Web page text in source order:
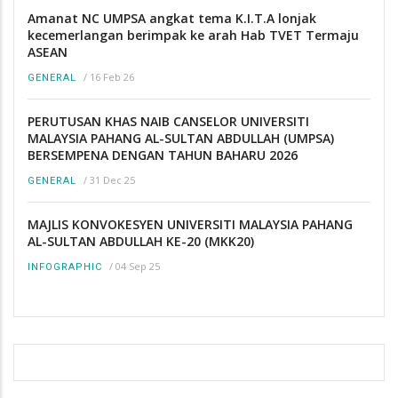
Amanat NC UMPSA angkat tema K.I.T.A lonjak
kecemerlangan berimpak ke arah Hab TVET Termaju
ASEAN
GENERAL / 16 Feb 26
PERUTUSAN KHAS NAIB CANSELOR UNIVERSITI
MALAYSIA PAHANG AL-SULTAN ABDULLAH (UMPSA)
BERSEMPENA DENGAN TAHUN BAHARU 2026
GENERAL / 31 Dec 25
MAJLIS KONVOKESYEN UNIVERSITI MALAYSIA PAHANG
AL-SULTAN ABDULLAH KE-20 (MKK20)
INFOGRAPHIC / 04 Sep 25